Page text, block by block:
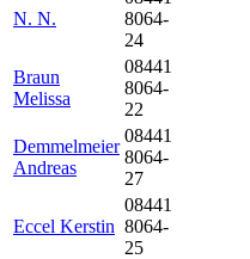
N. N.
8064-
24
Braun
Melissa
08441
8064-
22
Demmelmeier
Andreas
08441
8064-
27
Eccel Kerstin
08441
8064-
25